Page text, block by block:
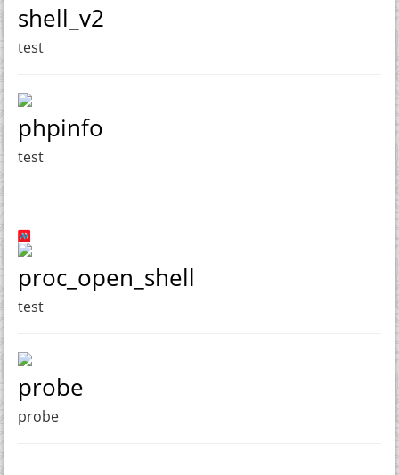
shell_v2
test
phpinfo
test
proc_open_shell
test
probe
probe